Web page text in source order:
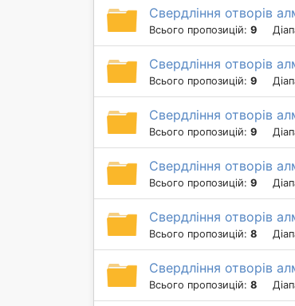
Свердління отворів
Всього пропозицій: 9
Свердління отворів
Всього пропозицій: 9
Свердління отворів
Всього пропозицій: 9
Свердління отворів
Всього пропозицій: 9
Свердління отворів
Всього пропозицій: 8
Свердління отворів
Всього пропозицій: 8